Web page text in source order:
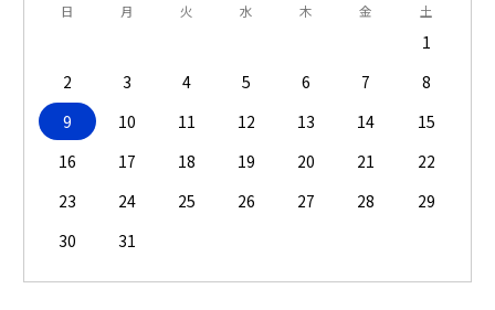
日 月 火 水 木 金 土
1
2
3 4 5 6 7
8
9
10 11 12 13 14
15
16
17 18 19 20 21
22
23
24 25 26 27 28
29
30
31